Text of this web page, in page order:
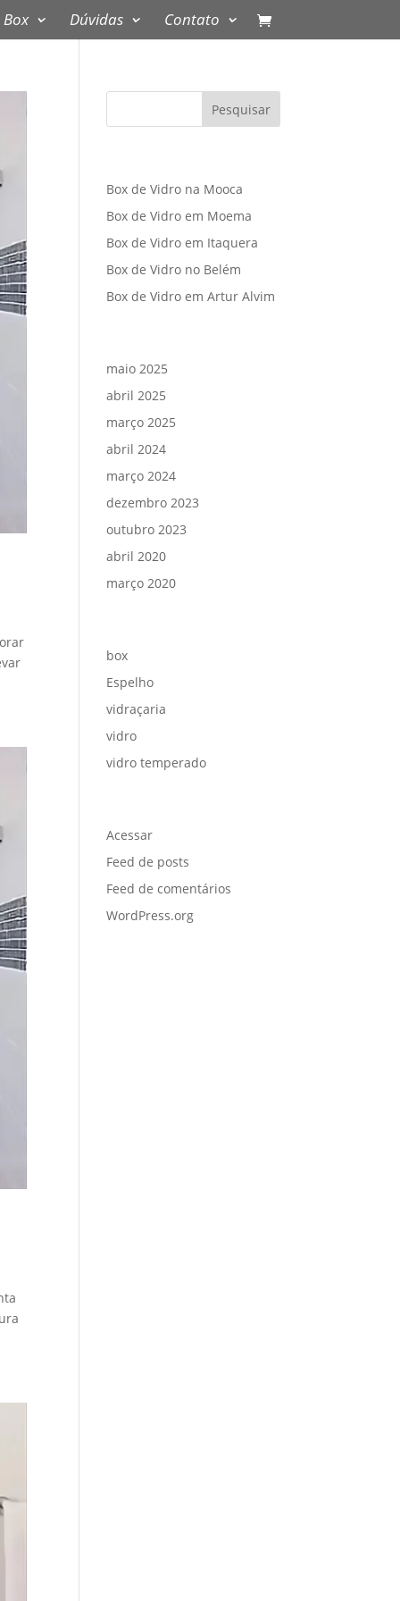
Dúvidas Contato
Box de Vidro na Mooca
Box de Vidro em Moema
Box de Vidro em Itaquera
Box de Vidro no Belém
Box de Vidro em Artur Alvim
maio 2025
abril 2025
março 2025
abril 2024
março 2024
dezembro 2023
outubro 2023
abril 2020
março 2020
box
Espelho
vidraçaria
vidro
vidro temperado
Acessar
Feed de posts
Feed de comentários
WordPress.org